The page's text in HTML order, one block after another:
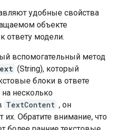
удобные свойства
объекте
ответу модели.
вспомогательный метод
(String), который
блоки в ответе
на несколько
TextContent , он
их. Обратите внимание, что